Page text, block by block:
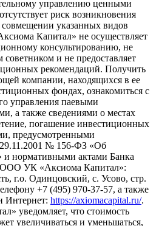
управлению ценными
риск возникновения
указанных видов
Капитал» не осуществляет
консультированию, не
и не предоставляет
рекомендаций. Получить
компании, находящихся в ее
фондах, ознакомиться с
управления паевыми
а также сведениями о местах
погашение инвестиционных
предусмотренными
№ 156-ФЗ «Об
нормативными актами Банка
ООО УК «Аксиома Капитал»:
г.о. Одинцовский, с. Усово, стр.
+7 (495) 970-37-57, а также
Интернет: https://axiomacapital.ru/.
уведомляет, что стоимость
увеличиваться и уменьшаться,